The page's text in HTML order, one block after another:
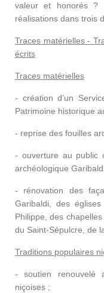
valeur et honorés ?
réalisations dans trois
Traces matérielles -
écrits
Traces matérielles
- création d’un
Patrimoine historique
- reprise des fouilles
- ouverture au public
archéologique
- rénovation des
Garibaldi, des
Philippe, des
du Saint-Sépulcre, de
Traditions populaires
- soutien renouvelé
niçoises ;